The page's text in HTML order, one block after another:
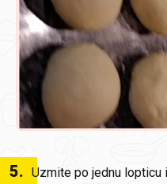
5. Uzmite po jednu lopticu